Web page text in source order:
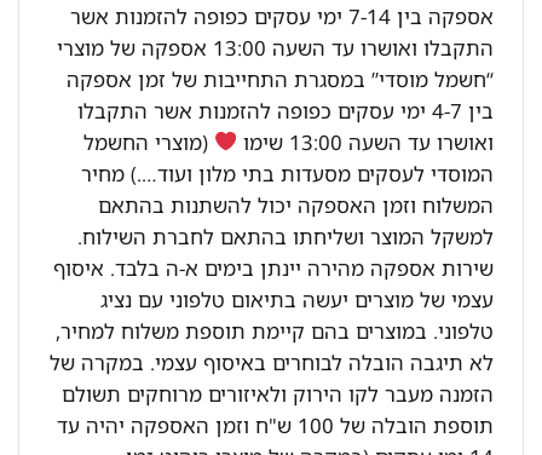
אספקה בין 7-14 ימי עסקים כפופה להזמנות אשר
התקבלו ואושרו עד השעה 13:00 אספקה של מוצרי
“חשמל מוסדי” במסגרת התחייבות של זמן אספקה
בין 4-7 ימי עסקים כפופה להזמנות אשר התקבלו
ואושרו עד השעה 13:00 שימו
(מוצרי החשמל
המוסדי לעסקים מסעדות בתי מלון ועוד….) מחיר
המשלוח וזמן האספקה יכול להשתנות בהתאם
למשקל המוצר ושליחתו בהתאם לחברת השילוח.
שירות אספקה מהירה יינתן בימים א-ה בלבד. איסוף
עצמי של מוצרים יעשה בתיאום טלפוני עם נציג
טלפוני. במוצרים בהם קיימת תוספת משלוח למחיר,
לא תיגבה הובלה לבוחרים באיסוף עצמי. במקרה של
הזמנה מעבר לקו הירוק ולאיזורים מרוחקים תשולם
תוספת הובלה של 100 ש"ח וזמן האספקה יהיה עד